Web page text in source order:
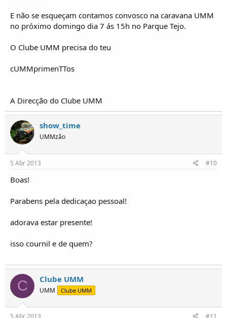
E não se esqueçam contamos convosco na caravana UMM
no próximo domingo dia 7 ás 15h no Parque Tejo.
O Clube UMM precisa do teu
cUMMprimenTTos
A Direcção do Clube UMM
show_time
UMMzão
5 Abr 2013 #10
Boas!
Parabens pela dedicaçao pessoal!
adorava estar presente!
isso cournil e de quem?
C Clube UMM
UMM Clube UMM